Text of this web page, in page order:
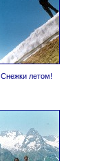
Снежки летом!